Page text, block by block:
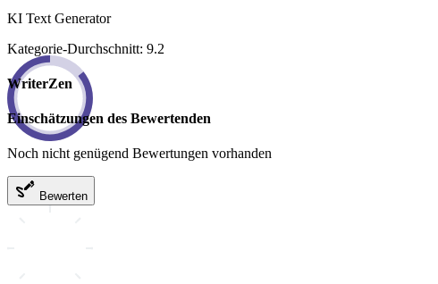
KI Text Generator
Kategorie-Durchschnitt: 9.2
WriterZen
Einschätzungen des Bewertenden
Noch nicht genügend Bewertungen vorhanden
Bewerten